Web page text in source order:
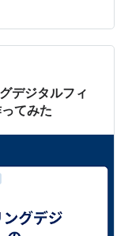
ンプリング比を
ルタの係数を並
デジタルフィ
てみた